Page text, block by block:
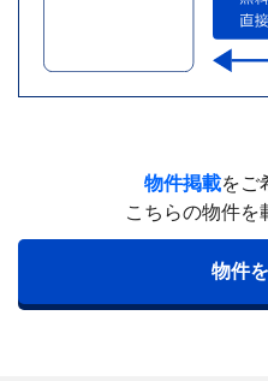
物件掲載をご
こちらの物件を
物件